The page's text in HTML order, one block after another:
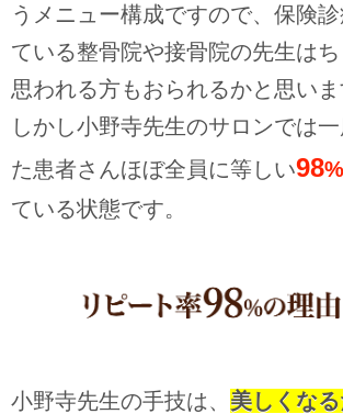
うメニュー構成ですので、保険
ている整骨院や接骨院の先生は
思われる方もおられるかと思いま
しかし小野寺先生のサロンでは
た患者さんほぼ全員に等しい98
ている状態です。
小野寺先生の手技は、 美しくなる